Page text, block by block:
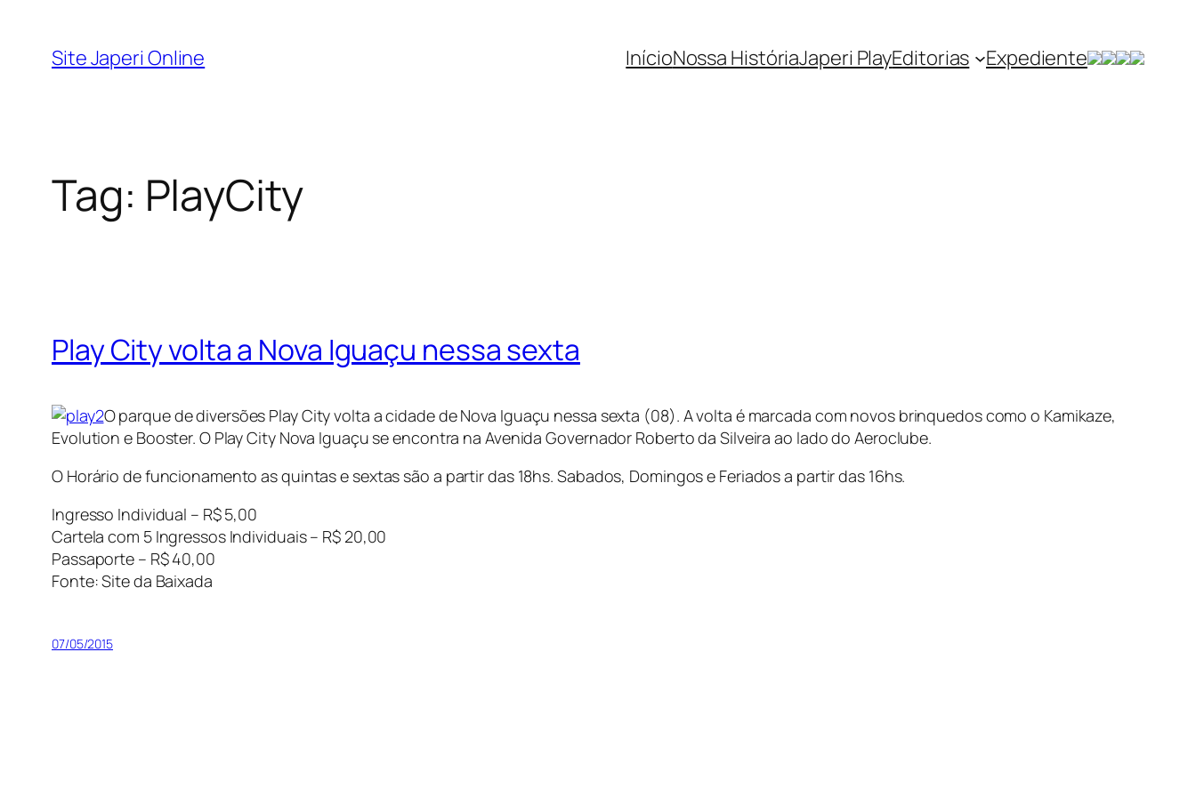
Site Japeri Online InícioNossa HistóriaJaperi PlayEditorias Expediente
Tag: PlayCity
Play City volta a Nova Iguaçu nessa sexta
O parque de diversões Play City volta a cidade de Nova Iguaçu nessa sexta (08). A volta é marcada com novos brinquedos como o Kamikaze,
Evolution e Booster. O Play City Nova Iguaçu se encontra na Avenida Governador Roberto da Silveira ao lado do Aeroclube.
O Horário de funcionamento as quintas e sextas são a partir das 18hs. Sabados, Domingos e Feriados a partir das 16hs.
Ingresso Individual – R$ 5,00
Cartela com 5 Ingressos Individuais – R$ 20,00
Passaporte – R$ 40,00
Fonte: Site da Baixada
07/05/2015